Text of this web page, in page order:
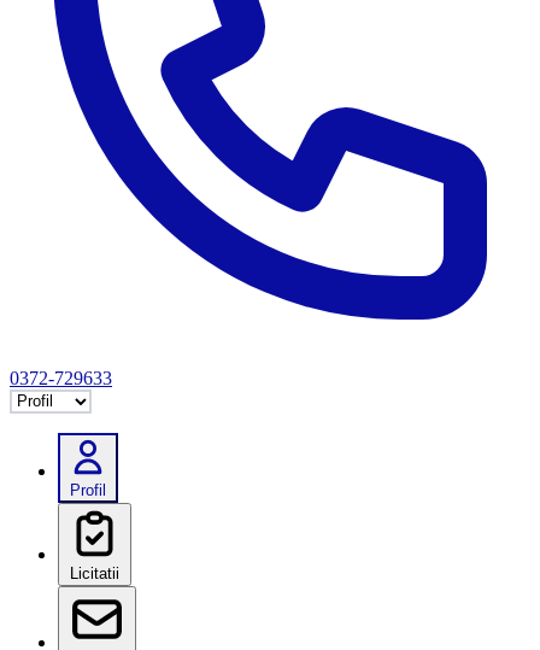
0372-729633
Selectează tab
Profil
Licitatii